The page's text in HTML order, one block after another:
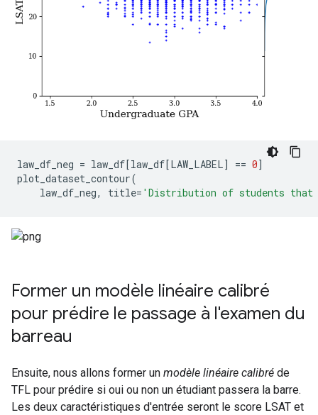
law_df_neg = law_df[law_df[LAW_LABEL] == 0]
plot_dataset_contour(
law_df_neg, title= 'Distribution of students
Former un modèle linéaire calibré
pour prédire le passage à l'examen du
barreau
Ensuite, nous allons former un modèle linéaire calibré de
TFL pour prédire si oui ou non un étudiant passera la barre.
Les deux caractéristiques d'entrée seront le score LSAT et